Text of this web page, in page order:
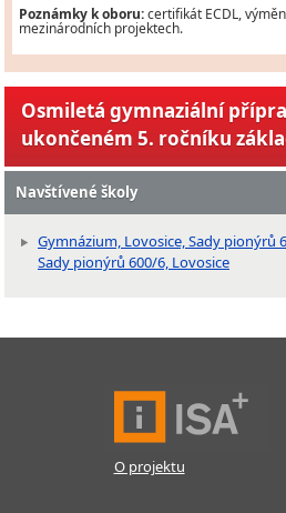
Poznámky k oboru:certifikát ECDL,
mezinárodních projektech.
Osmiletá gymnaziální
ukončeném 5. ročníku
Navštívené školy
Gymnázium, Lovosice, Sady pionýrů
Sady pionýrů 600/6, Lovosice
O projektu